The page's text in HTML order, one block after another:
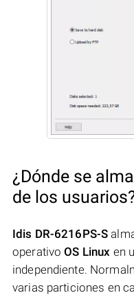
¿Dónde se
de los
Idis DR-6216PS-S
operativoOS Linux en
independiente.
varias particiones en